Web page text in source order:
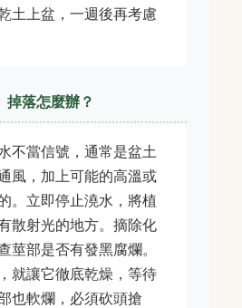
土上盆，一週後再考慮
掉落怎麼辦？
不當信號，通常是盆土
風，加上可能的高溫或
。立即停止澆水，將植
散射光的地方。摘除化
莖部是否有發黑腐爛。
就讓它徹底乾燥，等待
也軟爛，必須砍頭搶